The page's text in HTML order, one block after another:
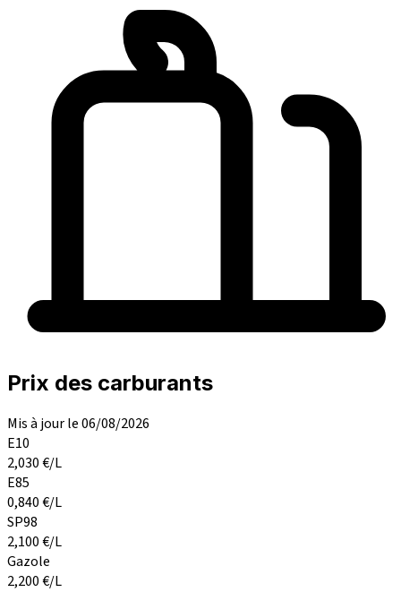
Prix des carburants
Mis à jour le 06/08/2026
E10
2,030€/L
E85
0,840€/L
SP98
2,100€/L
Gazole
2,200€/L